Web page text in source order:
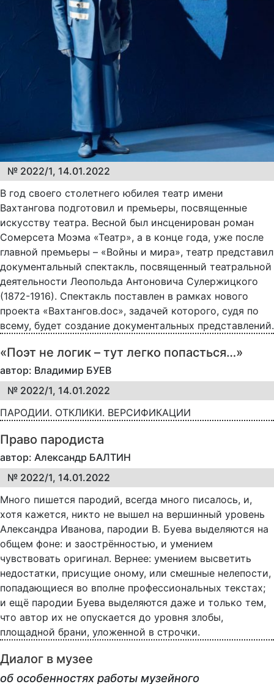
№ 2022/1, 14.01.2022
В год своего столетнего юбилея театр имени
Вахтангова подготовил и премьеры, посвященные
искусству театра. Весной был инсценирован роман
Сомерсета Моэма «Театр», а в конце года, уже после
главной премьеры – «Войны и мира», театр представил
документальный спектакль, посвященный театральной
деятельности Леопольда Антоновича Сулержицкого
(1872-1916). Спектакль поставлен в рамках нового
проекта «Вахтангов.doc», задачей которого, судя по
всему, будет создание документальных представлений.
«Поэт не логик – тут легко попасться…»
автор: Владимир БУЕВ
№ 2022/1, 14.01.2022
ПАРОДИИ. ОТКЛИКИ. ВЕРСИФИКАЦИИ
Право пародиста
автор: Александр БАЛТИН
№ 2022/1, 14.01.2022
Много пишется пародий, всегда много писалось, и,
хотя кажется, никто не вышел на вершинный уровень
Александра Иванова, пародии В. Буева выделяются на
общем фоне: и заострённостью, и умением
чувствовать оригинал. Вернее: умением высветить
недостатки, присущие оному, или смешные нелепости,
попадающиеся во вполне профессиональных текстах;
и ещё пародии Буева выделяются даже и только тем,
что автор их не опускается до уровня злобы,
площадной брани, уложенной в строчки.
Диалог в музее
об особенностях работы музейного